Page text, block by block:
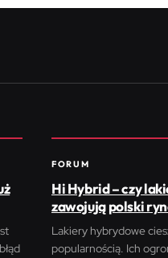
FORUM
Hi Hybrid – czy
zawojują polski
Lakiery hybrydowe
popularnością. Ich